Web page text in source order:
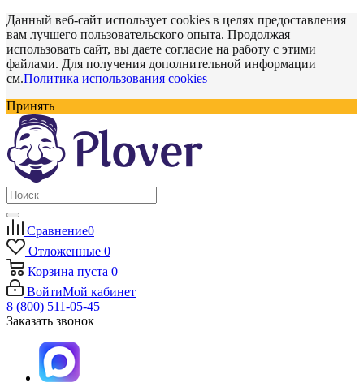
Данный веб-сайт использует cookies в целях предоставления
вам лучшего пользовательского опыта. Продолжая
использовать сайт, вы даете согласие на работу с этими
файлами. Для получения дополнительной информации
см.Политика использования cookies
Принять
Сравнение0
Отложенные 0
Корзина пуста 0
ВойтиМой кабинет
8 (800) 511-05-45
Заказать звонок